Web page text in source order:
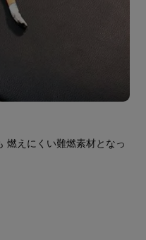
燃えにくい難燃素材となっ